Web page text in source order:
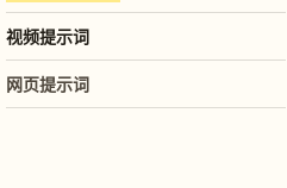
视频提示词
网页提示词